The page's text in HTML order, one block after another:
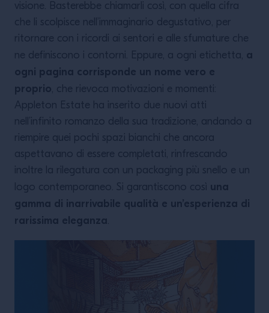
visione. Basterebbe chiamarli così, con quella cifra
che li scolpisce nell’immaginario degustativo, per
ritornare con i ricordi ai sentori e alle sfumature che
ne definiscono i contorni. Eppure, a ogni etichetta, a
ogni pagina corrisponde un nome vero e
proprio, che rievoca motivazioni e momenti:
Appleton Estate ha inserito due nuovi atti
nell’infinito romanzo della sua tradizione, andando a
riempire quei pochi spazi bianchi che ancora
aspettavano di essere completati, rinfrescando
inoltre la rilegatura con un packaging più snello e un
logo contemporaneo. Si garantiscono così una
gamma di inarrivabile qualità e un’esperienza di
rarissima eleganza.